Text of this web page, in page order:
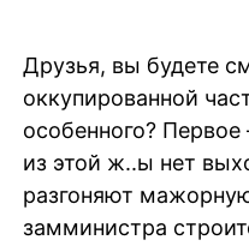
Друзья, вы будете
оккупированной
особенного?
из этой ж..ы нет
разгоняют
замминистра